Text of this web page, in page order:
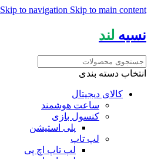
Skip to navigation Skip to main content
نسیه لند
انتخاب دسته بندی
کالای دیجیتال
ساعت هوشمند
کنسول بازی
پلی استیشن
لپ تاپ
لپ تاپ اچ پی